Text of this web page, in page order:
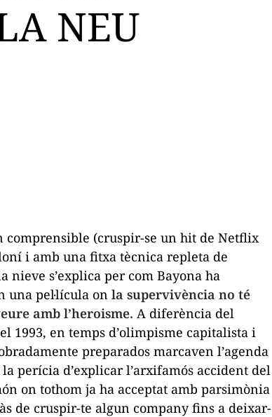
NEU
comprensible (cruspir-se un hit de Netflix
i amb una fitxa tècnica repleta de
nieve s’explica per com Bayona ha
pel·lícula on la supervivència no té
amb l’heroisme. A diferència del
1993, en temps d’olimpisme capitalista i
preparados marcaven l’agenda
perícia d’explicar l’arxifamós accident del
on tothom ja ha acceptat amb parsimònia
de cruspir-te algun company fins a deixar-